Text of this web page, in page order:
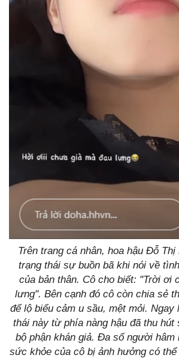
Trên trang cá nhân, hoa hậu Đỗ Thị
trạng thái sự buồn bã khi nói về
của bản thân. Cô cho biết: "Trời ơi
lưng". Bên cạnh đó cô còn chia sẻ
để lộ biểu cảm u sầu, mệt mỏi. Ngay
thái này từ phía nàng hậu đã thu
bộ phận khán giả. Đa số người hâm
sức khỏe của cô bị ảnh hưởng có